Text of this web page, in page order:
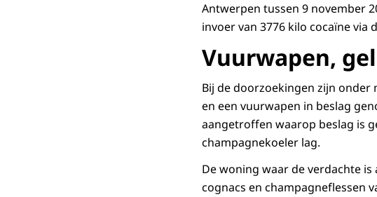
Antwerpen tussen 9 november
invoer van 3776 kilo cocaïne via
Vuurwapen,
Bij de doorzoekingen zijn onder
en een vuurwapen in beslag
aangetroffen waarop beslag is
champagnekoeler lag.
De woning waar de verdachte
cognacs en champagneflessen